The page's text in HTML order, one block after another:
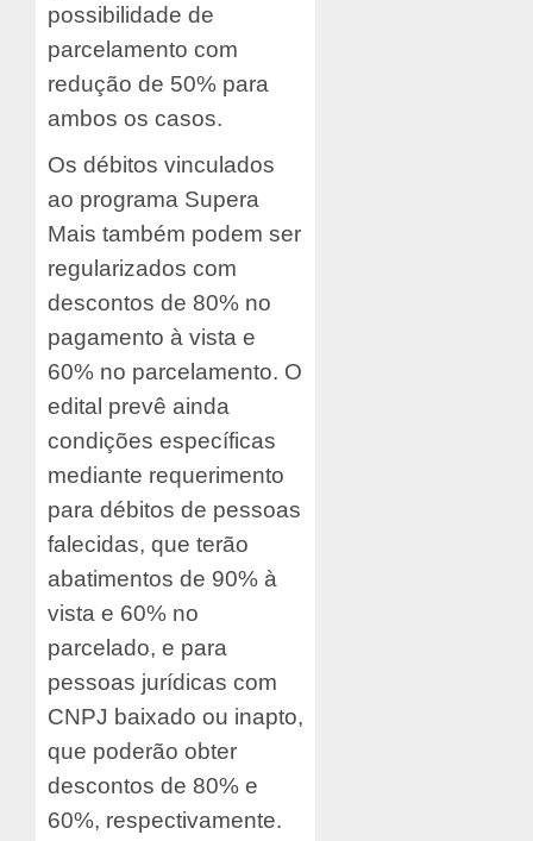
possibilidade de
parcelamento com
redução de 50% para
ambos os casos.
Os débitos vinculados
ao programa Supera
Mais também podem ser
regularizados com
descontos de 80% no
pagamento à vista e
60% no parcelamento. O
edital prevê ainda
condições específicas
mediante requerimento
para débitos de pessoas
falecidas, que terão
abatimentos de 90% à
vista e 60% no
parcelado, e para
pessoas jurídicas com
CNPJ baixado ou inapto,
que poderão obter
descontos de 80% e
60%, respectivamente.